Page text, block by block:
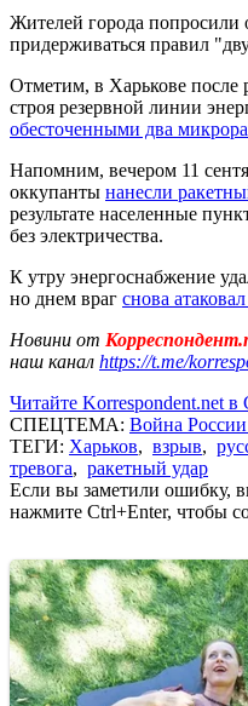
Жителей города попросили
придерживаться правил
Отметим, в Харькове после
строя резервной линии
обесточенными два
Напомним, вечером 11
оккупанты нанесли
результате населенные
без электричества.
К утру энергоснабжение
но днем враг снова
Новини от
наш канал https://t.me/
Читайте Korrespondent.net в
СПЕЦТЕМА: Война
ТЕГИ: Харьков, взрыв,
тревога, ракетный удар
Если вы заметили ошибку,
нажмите Ctrl+Enter, чтобы